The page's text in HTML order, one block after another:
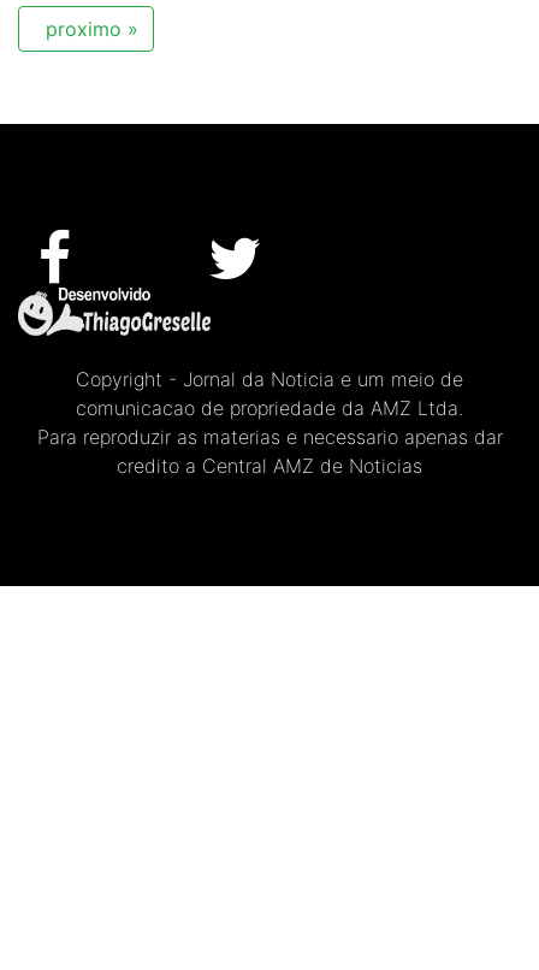
proximo »
Copyright - Jornal da Noticia e um meio de
comunicacao de propriedade da AMZ Ltda.
Para reproduzir as materias e necessario apenas dar
credito a Central AMZ de Noticias